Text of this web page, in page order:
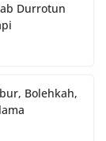
Durrotun
Bolehkah,